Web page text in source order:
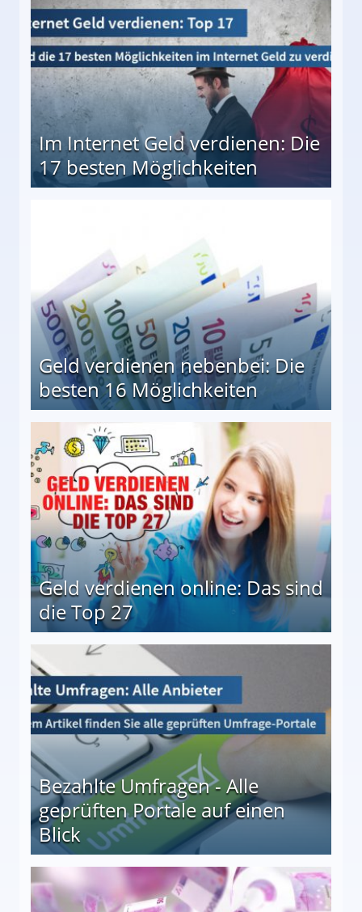
Im Internet Geld verdienen: Die
17 besten Möglichkeiten
Geld verdienen nebenbei: Die
besten 16 Möglichkeiten
Geld verdienen online: Das sind
die Top 27
Bezahlte Umfragen - Alle
geprüften Portale auf einen
Blick
auf einen Blick